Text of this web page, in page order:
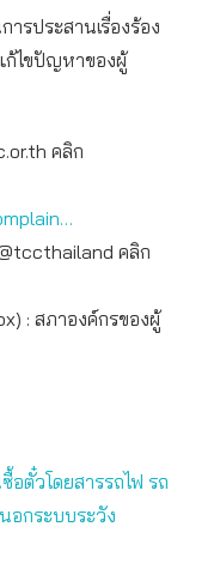
ารประสานเรื่องร้อง
ก้ไขปัญหาของผู้
คลิก
คลิก
: สภาองค์กรของผู้
อตั๋วโดยสารรถไฟ รถ
อกระบบระวัง